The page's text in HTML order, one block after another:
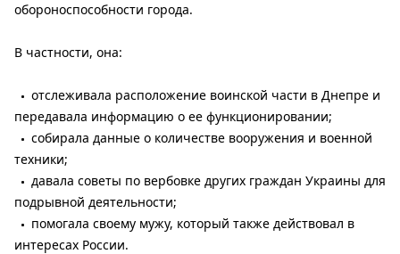
обороноспособности города.
В частности, она:
отслеживала расположение воинской части в Днепре и
передавала информацию о ее функционировании;
собирала данные о количестве вооружения и военной
техники;
давала советы по вербовке других граждан Украины для
подрывной деятельности;
помогала своему мужу, который также действовал в
интересах России.